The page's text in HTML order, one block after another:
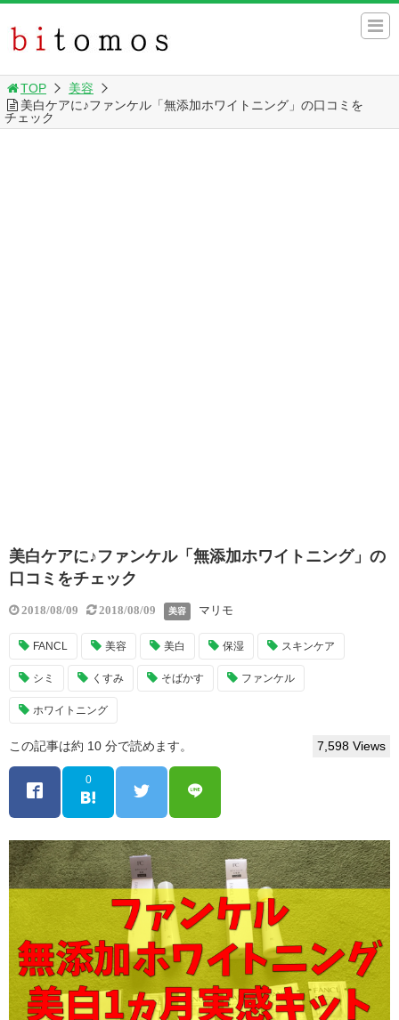
TOP
美容
美白ケアに♪ファンケル「無添加ホワイトニング」の口コミを
チェック
美白ケアに♪ファンケル「無添加ホワイトニング」の
口コミをチェック
2018/08/09 2018/08/09 美容 マリモ
FANCL 美容 美白 保湿 スキンケア
シミ くすみ そばかす ファンケル
ホワイトニング
この記事は約 10 分で読めます。 7,598 Views
0